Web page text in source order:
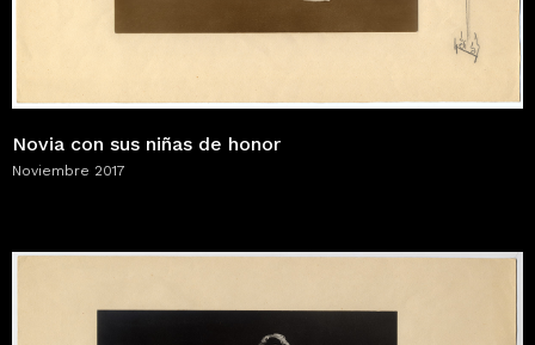
Novia con sus niñas de honor
Noviembre 2017